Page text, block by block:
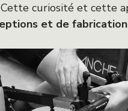
curiosité et cette
et de